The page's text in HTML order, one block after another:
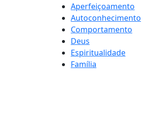
Aperfeiçoamento
Autoconhecimento
Comportamento
Deus
Espiritualidade
Família